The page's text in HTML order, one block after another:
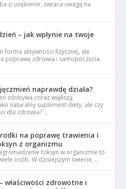
o uzębienie, zwraca uwagę na
– jak wpłynie na twoje
forma aktywności fizycznej, ale
poprawę zdrowia i samopoczucia.
naprawdę działa?
zdobywa coraz większą
naturalny suplement diety, ale czy
dla zdrowia? …
na poprawę trawienia i
z organizmu
toksyn w organizmie to
osób. W dzisiejszym świecie, …
właściwości zdrowotne i